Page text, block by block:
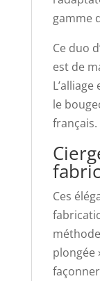
gamme
Ce duo
est de
le
français.
Ces
plongée